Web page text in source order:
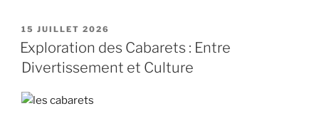
PUBLIÉ
LE
15 JUILLET 2026
Exploration des Cabarets : Entre
Divertissement et Culture